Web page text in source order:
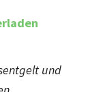
und